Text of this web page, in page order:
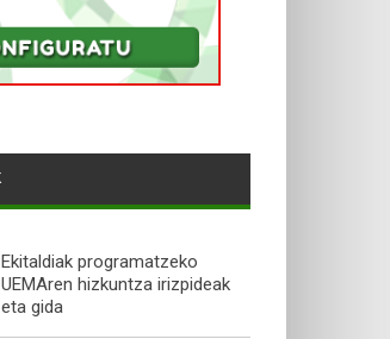
Ekitaldiak programatzeko
UEMAren hizkuntza irizpideak
eta gida